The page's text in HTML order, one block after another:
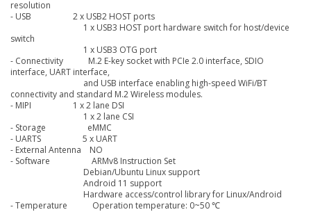
resolution
- USB
2 x USB2 HOST ports
1 x USB3 HOST port hardware switch for host/device
switch
1 x USB3 OTG port
- Connectivity
M.2 E-key socket with PCIe 2.0 interface, SDIO
interface, UART interface,
and USB interface enabling high-speed WiFi/BT
connectivity and standard M.2 Wireless modules.
- MIPI
1 x 2 lane DSI
1 x 2 lane CSI
- Storage
eMMC
- UARTS
5 x UART
- External Antenna
NO
- Software
ARMv8 Instruction Set
Debian/Ubuntu Linux support
Android 11 support
Hardware access/control library for Linux/Android
- Temperature
Operation temperature: 0~50 ℃